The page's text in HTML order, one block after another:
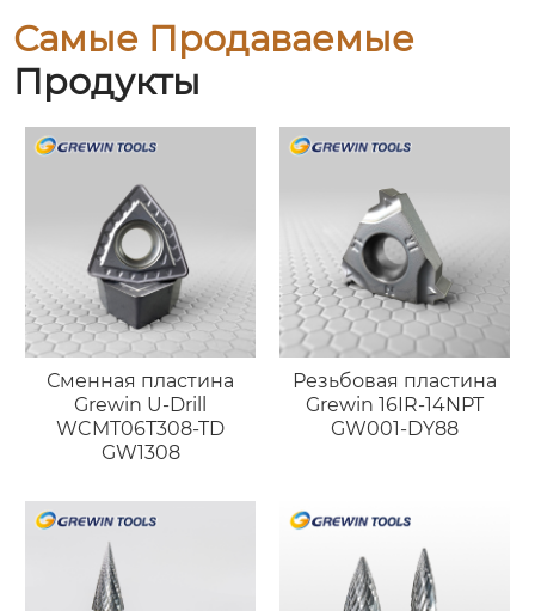
Самые Продаваемые
Продукты
Сменная пластина
Grewin U-Drill
WCMT06T308-TD
GW1308
Резьбовая пластина
Grewin 16IR-14NPT
GW001-DY88